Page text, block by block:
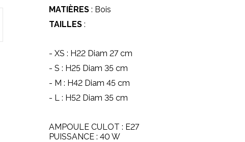
MATIÈRES: Bois
TAILLES:
- XS : H22 Diam 27 cm
- S : H25 Diam 35 cm
- M : H42 Diam 45 cm
- L : H52 Diam 35 cm
AMPOULE CULOT : E27
PUISSANCE : 40 W